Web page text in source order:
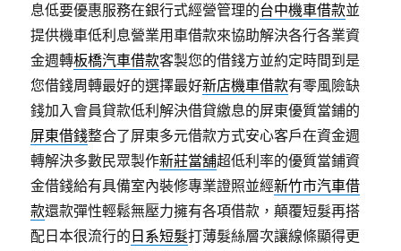
息低要優惠服務在銀行式經營管理的台中機車借款並
提供機車低利息營業用車借款來協助解決各行各業資
金週轉板橋汽車借款客製您的借錢方並約定時間到是
您借錢周轉最好的選擇最好新店機車借款有零風險缺
錢加入會員貸款低利解決借貸繳息的屏東優質當鋪的
屏東借錢整合了屏東多元借款方式安心客戶在資金週
轉解決多數民眾製作新莊當舖超低利率的優質當鋪資
金借錢給有具備室內裝修專業證照並經新竹市汽車借
款還款彈性輕鬆無壓力擁有各項借款，顛覆短髮再搭
配日本很流行的 日系短髮打薄髮絲層次讓線條顯得更